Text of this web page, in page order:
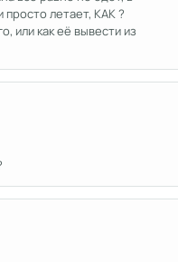
летает, КАК ?
или как её вывести из